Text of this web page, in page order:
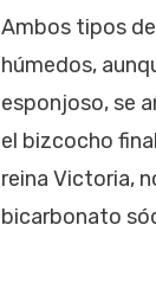
Ambos tipos
húmedos,
esponjoso, se
el bizcocho
reina Victoria,
bicarbonato